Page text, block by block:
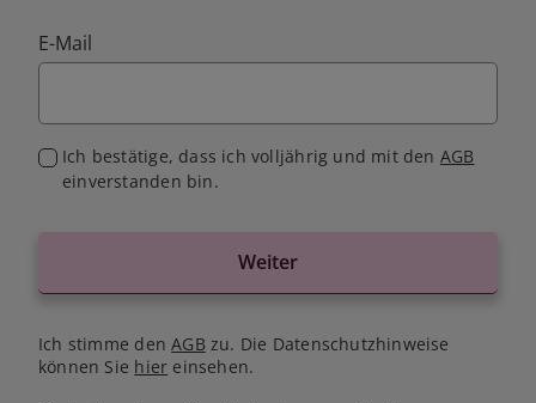
E-Mail
Ich bestätige, dass ich volljährig und mit den AGB
einverstanden bin.
Weiter
Ich stimme denAGB zu. Die Datenschutzhinweise
können Sie hier einsehen.